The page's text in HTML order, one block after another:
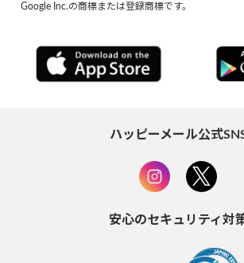
Google Inc.の商標または登録商標です。
ハッピーメール公式
安心のセキュリティ対